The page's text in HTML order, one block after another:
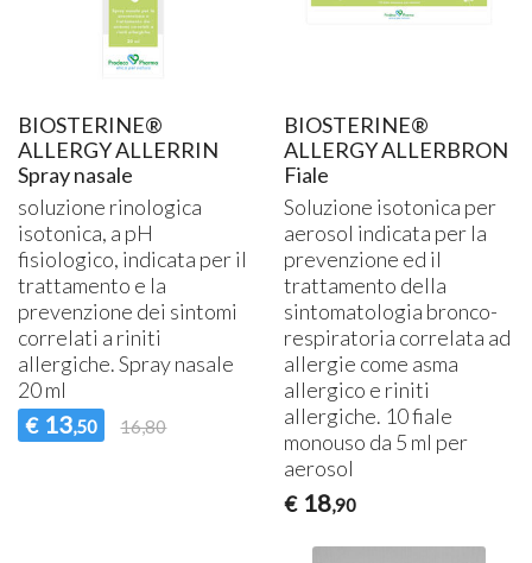
BIOSTERINE®
ALLERGY ALLERRIN
Spray nasale
soluzione rinologica
isotonica, a pH
fisiologico, indicata per il
trattamento e la
prevenzione dei sintomi
correlati a riniti
allergiche. Spray nasale
20 ml
€ 13,50 16,80
BIOSTERINE®
ALLERGY ALLERBRON
Fiale
Soluzione isotonica per
aerosol indicata per la
prevenzione ed il
trattamento della
sintomatologia bronco-
respiratoria correlata ad
allergie come asma
allergico e riniti
allergiche. 10 fiale
monouso da 5 ml per
aerosol
€ 18,90